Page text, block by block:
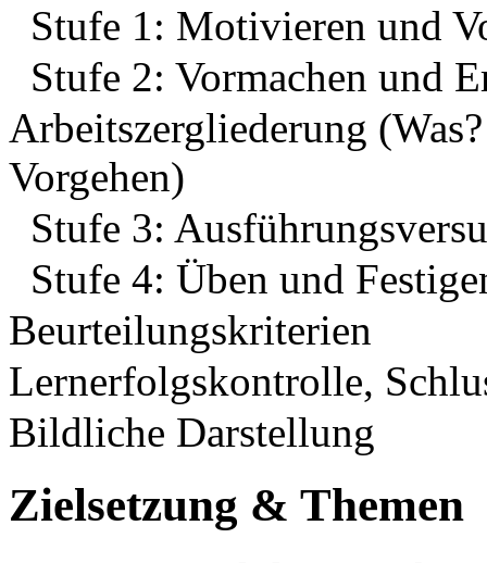
Stufe 1: Motivieren und
Stufe 2: Vormachen und
Arbeitszergliederung
Vorgehen)
Stufe 3:
Stufe 4: Üben und
Beurteilungskriterien
Lernerfolgskontrolle,
Bildliche Darstellung
Zielsetzung & Themen